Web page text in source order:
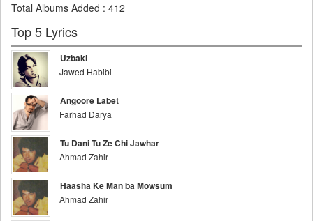
Total Albums Added : 412
Top 5 Lyrics
Uzbaki
Jawed Habibi
Angoore Labet
Farhad Darya
Tu Dani Tu Ze Chi Jawhar
Ahmad Zahir
Haasha Ke Man ba Mowsum
Ahmad Zahir